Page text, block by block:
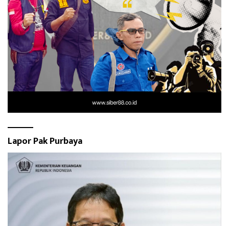
Lapor Pak Purbaya